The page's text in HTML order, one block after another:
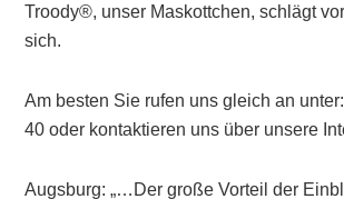
Troody®, unser Maskottchen, schlägt
sich.
Am besten Sie rufen uns gleich an
40 oder kontaktieren uns über unsere
Augsburg: „…Der große Vorteil der